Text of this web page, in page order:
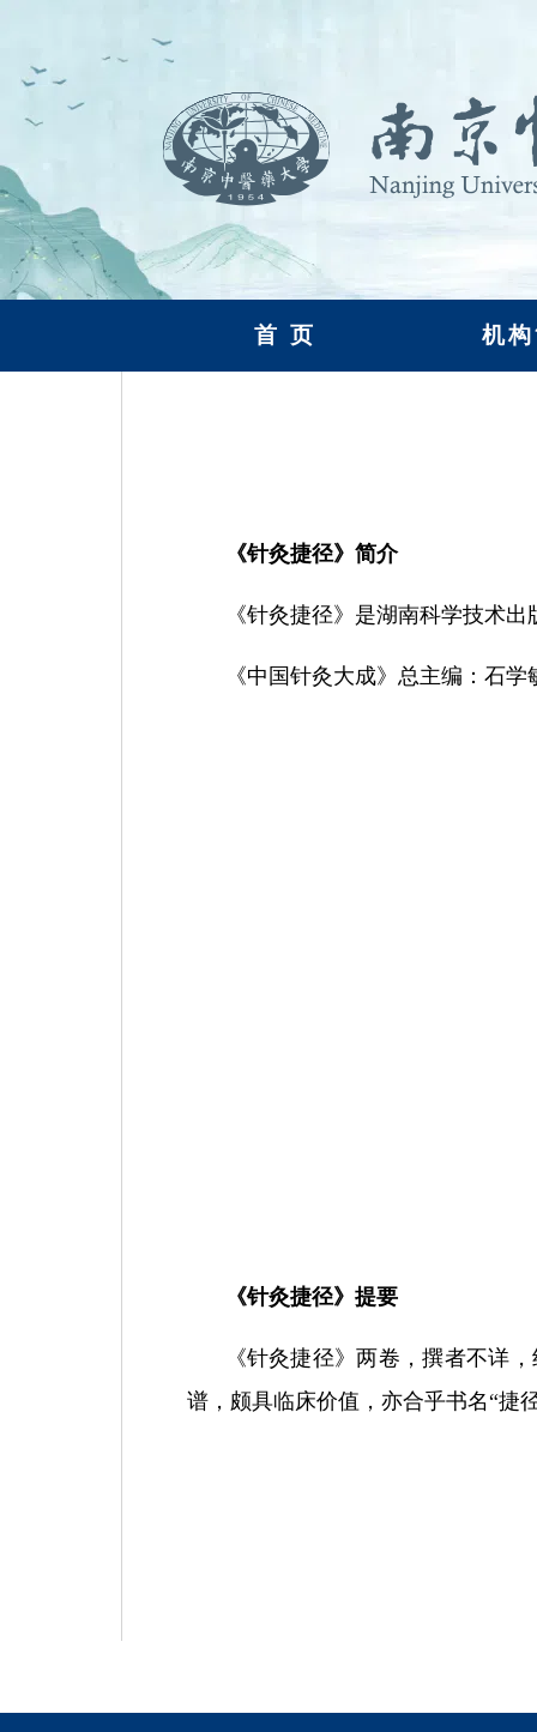
首 页 机
《针灸捷径》简介
《针灸捷径》是湖南科学技术
《中国针灸大成》 总主编：石学
《针灸捷径》提要
《针灸捷径》两卷，撰者不详
谱，颇具临床价值，亦合乎书名“捷